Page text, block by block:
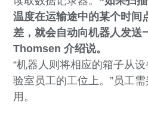
温度在运输途中的某个时间
差，就会自动向机器人发送
Thomsen 介绍说。
“机器人则将相应的箱子从
验室员工的工位上。”员工
用。